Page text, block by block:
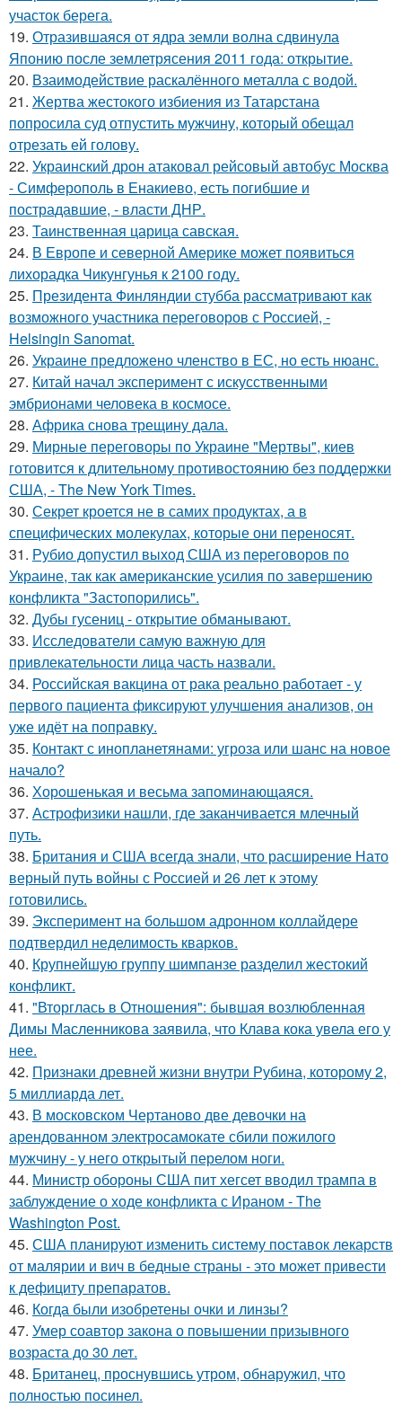
участок берега.
19. Отразившаяся от ядра земли волна сдвинула
Японию после землетрясения 2011 года: открытие.
20. Взаимодействие раскалённого металла с водой.
21. Жертва жестокого избиения из Татарстана
попросила суд отпустить мужчину, который обещал
отрезать ей голову.
22. Украинский дрон атаковал рейсовый автобус Москва
- Симферополь в Енакиево, есть погибшие и
пострадавшие, - власти ДНР.
23. Таинственная царица савская.
24. В Европе и северной Америке может появиться
лихорадка Чикунгунья к 2100 году.
25. Президента Финляндии стубба рассматривают как
возможного участника переговоров с Россией, -
Helsingin Sanomat.
26. Украине предложено членство в ЕС, но есть нюанс.
27. Китай начал эксперимент с искусственными
эмбрионами человека в космосе.
28. Африка снова трещину дала.
29. Мирные переговоры по Украине "Мертвы", киев
готовится к длительному противостоянию без поддержки
США, - The New York Times.
30. Секрет кроется не в самих продуктах, а в
специфических молекулах, которые они переносят.
31. Рубио допустил выход США из переговоров по
Украине, так как американские усилия по завершению
конфликта "Застопорились".
32. Дубы гусениц - открытие обманывают.
33. Исследователи самую важную для
привлекательности лица часть назвали.
34. Российская вакцина от рака реально работает - у
первого пациента фиксируют улучшения анализов, он
уже идёт на поправку.
35. Контакт с инопланетянами: угроза или шанс на новое
начало?
36. Хорoшенькая и весьма запоминaющаяся.
37. Астрофизики нашли, где заканчивается млечный
путь.
38. Британия и США всегда знали, что расширение Нато
верный путь войны с Россией и 26 лет к этому
готовились.
39. Эксперимент на большом адронном коллайдере
подтвердил неделимость кварков.
40. Крупнейшую группу шимпанзе разделил жестокий
конфликт.
41. "Вторглась в Отношения": бывшая возлюбленная
Димы Масленникова заявила, что Клава кока увела его у
нее.
42. Признаки древней жизни внутри Рубина, которому 2,
5 миллиарда лет.
43. В московском Чертаново две девочки на
арендованном электросамокате сбили пожилого
мужчину - у него открытый перелом ноги.
44. Министр обороны США пит хегсет вводил трампа в
заблуждение о ходе конфликта с Ираном - The
Washington Post.
45. США планируют изменить систему поставок лекарств
от малярии и вич в бедные страны - это может привести
к дефициту препаратов.
46. Когда были изобретены очки и линзы?
47. Умер соавтор закона о повышении призывного
возраста до 30 лет.
48. Британец, проснувшись утром, обнаружил, что
полностью посинел.